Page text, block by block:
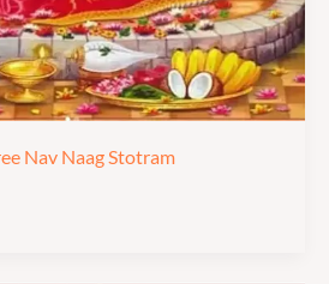
Nav Naag Stotram